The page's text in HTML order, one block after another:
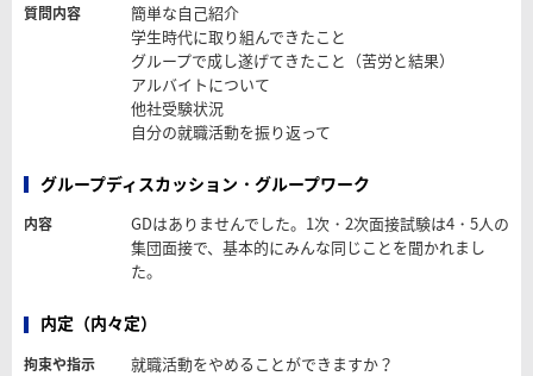
質問内容
簡単な自己紹介
学生時代に取り組んできたこと
グループで成し遂げてきたこと（苦労と結果）
アルバイトについて
他社受験状況
自分の就職活動を振り返って
グループディスカッション・グループワーク
内容
GDはありませんでした。1次・2次面接試験は4・5人の
集団面接で、基本的にみんな同じことを聞かれまし
た。
内定（内々定）
拘束や指示 就職活動をやめることができますか？